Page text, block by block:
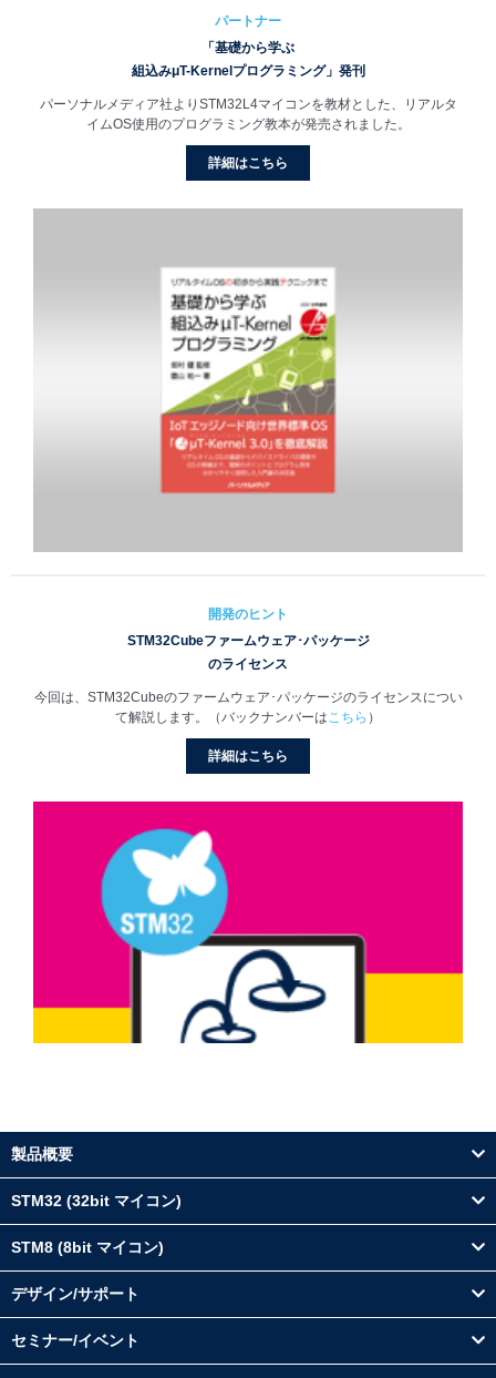
製品概要
STM32 (32bit マイコン)
STM8 (8bit マイコン)
デザイン/サポート
セミナー/イベント